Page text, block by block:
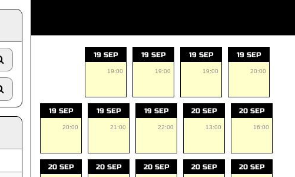
19 SEP
19:00
19 SEP
19:00
19 SEP
19:00
19 SEP
20:00
19 SEP
20:00
19 SEP
21:00
19 SEP
22:00
20 SEP
13:00
20 SEP
16:00
20 SEP 20 SEP 20 SEP 20 SEP 20 SEP